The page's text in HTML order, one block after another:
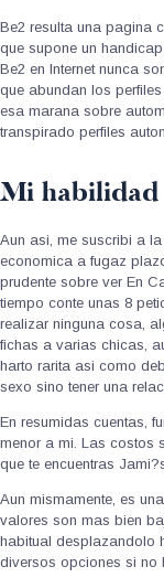
Be2 resulta una pagina
que supone un
Be2 en Internet nunca
que abundan los
esa marana sobre
transpirado perfiles
Mi habilidad
Aun asi, me suscribi a
economica a fugaz
prudente sobre ver En
tiempo conte unas 8
realizar ninguna cosa,
fichas a varias chicas,
harto rarita asi como
sexo sino tener una
En resumidas cuentas,
menor a mi. Las costos
que te encuentras
Aun mismamente, es
valores son mas bien
habitual desplazandolo
diversos opciones si no